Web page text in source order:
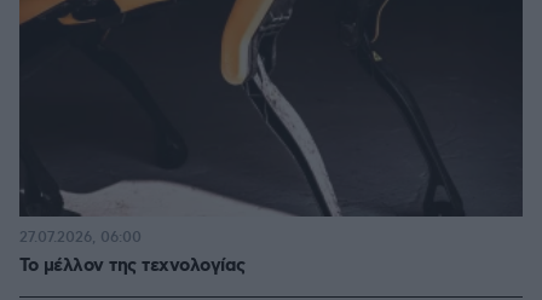
Το μέλλον της τεχνολογίας
27.07.2026, 06:00